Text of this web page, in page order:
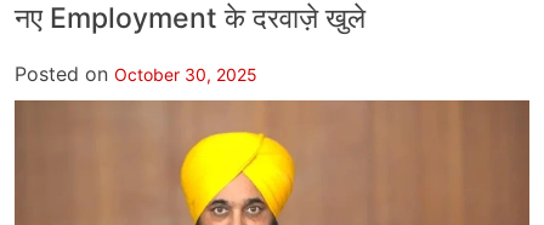
नए Employment के दरवाज़े खुले
Posted on October 30, 2025